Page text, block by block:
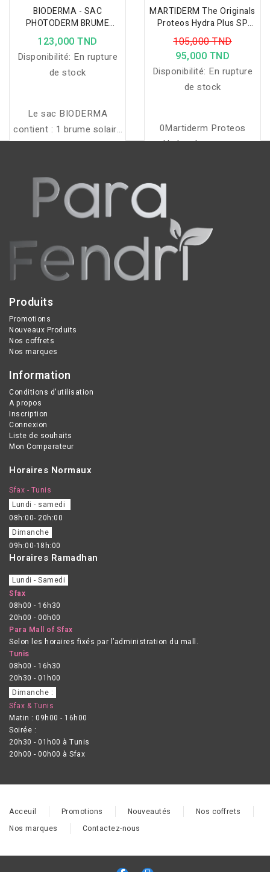
BIODERMA - SAC
PHOTODERM BRUME
INVISIBLE SPF50+
150ML+FLUIDE MAX SPF
100 40ML+SEBIUM GEL
MOUSSANT 100ML
123,000 TND
Disponibilité: En rupture
de stock
Le sac BIODERMA
contient : 1 brume solaire
Photoderm SPF50+ 150
invisible Photoderm
SPF100 40 ml, 1 gel
moussant purifiant
1 sac de plage offert.
MARTIDERM The Originals
Proteos Hydra Plus SP
PEAUX NORMALES-
MIXTES
105,000 TND
95,000 TND
Disponibilité: En rupture
de stock
0Martiderm Proteos
Hydra plus se sont
permettant de Raffermir
Produits
Promotions
Nouveaux Produits
Nos coffrets
Nos marques
Information
Conditions d'utilisation
A propos
Inscription
Connexion
Liste de souhaits
Mon Comparateur
Horaires Normaux
Sfax - Tunis
Lundi - samedi
08h:00- 20h:00
Dimanche
09h:00-18h:00
Horaires Ramadhan
Lundi - Samedi
Sfax
08h00 - 16h30
20h00 - 00h00
Para Mall of Sfax
Selon les horaires fixés par l’administration du mall.
Tunis
08h00 - 16h30
20h30 - 01h00
Dimanche :
Sfax & Tunis
Matin : 09h00 - 16h00
Soirée :
20h30 - 01h00 à Tunis
20h00 - 00h00 à Sfax
Acceuil Promotions Nouveautés
Nos coffrets
Nos marques
Contactez-nous